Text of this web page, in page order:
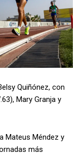
Quiñónez, con
Mary Granja y
Mateus Méndez y
más